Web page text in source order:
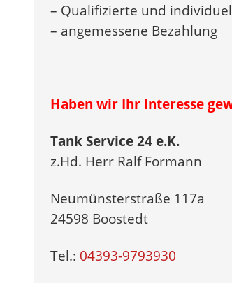
– Qualifizierte und
– angemessene Bezahlung
Haben wir Ihr Interesse
Tank Service 24 e.K.
z.Hd. Herr Ralf Formann
Neumünsterstraße 117a
24598 Boostedt
Tel.: 04393-9793930